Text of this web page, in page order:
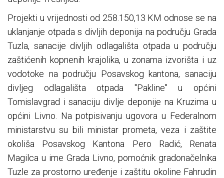
Projekti u vrijednosti od 258.150,13 KM odnose se na
uklanjanje otpada s divljih deponija na području Grada
Tuzla, sanacije divljih odlagališta otpada u području
zaštićenih kopnenih krajolika, u zonama izvorišta i uz
vodotoke na području Posavskog kantona, sanaciju
divljeg odlagališta otpada "Pakline" u općini
Tomislavgrad i sanaciju divlje deponije na Kruzima u
općini Livno. Na potpisivanju ugovora u Federalnom
ministarstvu su bili ministar prometa, veza i zaštite
okoliša Posavskog Kantona Pero Radić, Renata
Magilca u ime Grada Livno, pomoćnik gradonačelnika
Tuzle za prostorno uređenje i zaštitu okoline Fahrudin